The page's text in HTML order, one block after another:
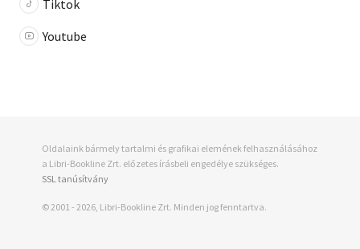
Tiktok
Youtube
Oldalaink bármely tartalmi és grafikai elemének felhasználásához
a Libri-Bookline Zrt. előzetes írásbeli engedélye szükséges.
SSL tanúsítvány
© 2001 - 2026, Libri-Bookline Zrt. Minden jog fenntartva.